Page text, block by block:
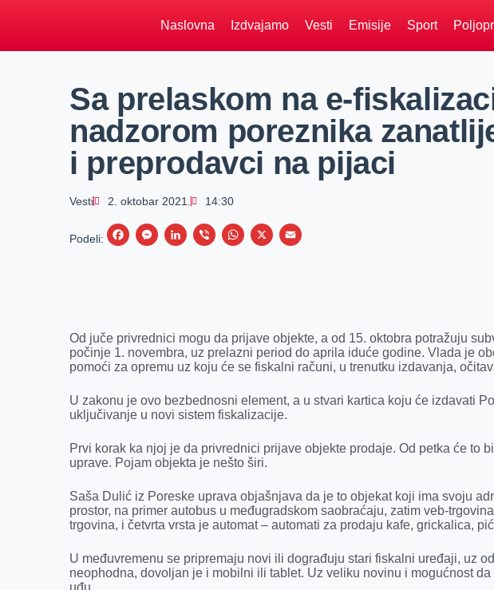
Naslovna Izdvajamo Vesti Emisije Sport
Sa prelaskom na e-
nadzorom poreznika
i preprodavci na pijaci
Vesti 2. oktobar 2021. 14:30
Podeli:
F
o
o
M
n
g
r
L
d
I
V
W
A
p
X
Od juče privrednici mogu da prijave objekte, a od 15. oktobra potražuju
počinje 1. novembra, uz prelazni period do aprila iduće godine. Vlada je
pomoći za opremu uz koju će se fiskalni računi, u trenutku izdavanja,
U zakonu je ovo bezbednosni element, a u stvari kartica koju će izdavati
uključivanje u novi sistem fiskalizacije.
Prvi korak ka njoj je da privrednici prijave objekte prodaje. Od petka će to
uprave. Pojam objekta je nešto širi.
Saša Dulić iz Poreske uprava objašnjava da je to objekat koji ima svoju
prostor, na primer autobus u međugradskom saobraćaju, zatim veb-
trgovina, i četvrta vrsta je automat – automati za prodaju kafe, grickalica,
U međuvremenu se pripremaju novi ili dograđuju stari fiskalni uređaji, uz
neophodna, dovoljan je i mobilni ili tablet. Uz veliku novinu i mogućnost
uđu.